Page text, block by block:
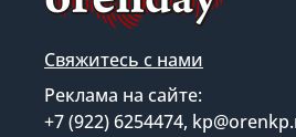
Свяжитесь с нами
Реклама на сайте:
+7 (922) 6254474,